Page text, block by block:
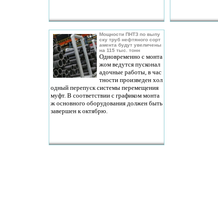
Мощности ПНТЗ по выпу
ску труб нефтяного сорт
амента будут увеличены
на 115 тыс. тонн
Одновременно с монта
жом ведутся пусконал
адочные работы, в час
тности произведен хол
одный перепуск системы перемещения
муфт. В соответствии с графиком монта
ж основного оборудования должен быть
завершен к октябрю.